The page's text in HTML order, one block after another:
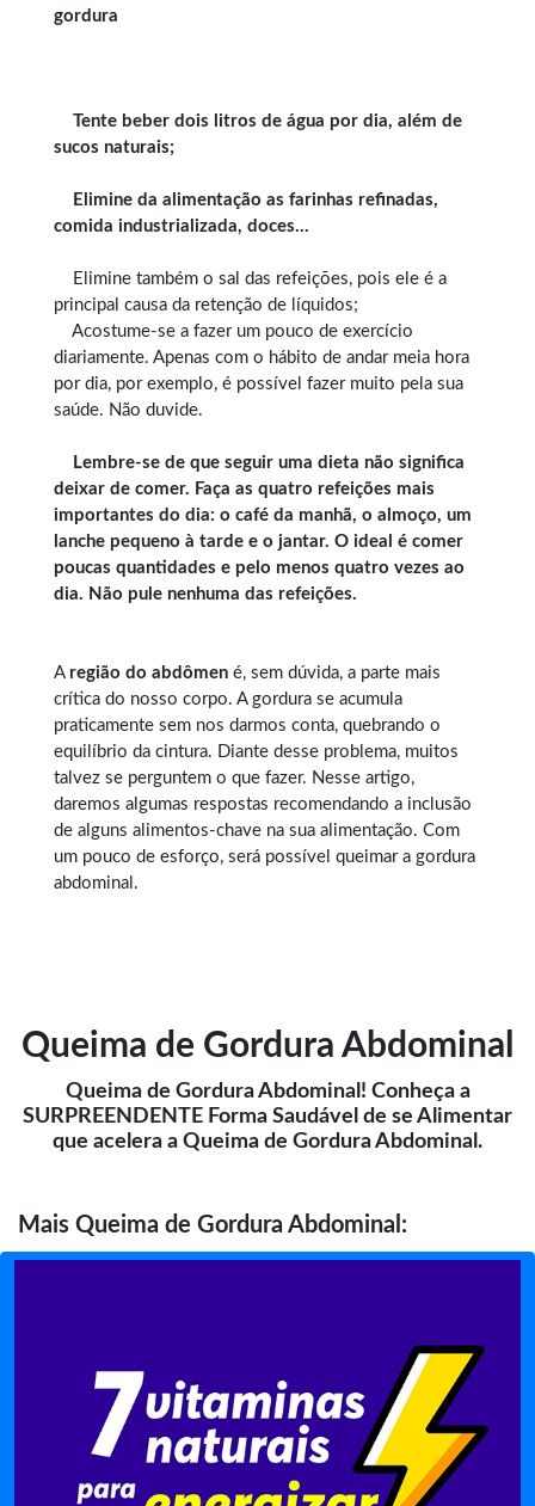
gordura
Tente beber dois litros de água por dia, além de
sucos naturais;
Elimine da alimentação as farinhas refinadas,
comida industrializada, doces…
Elimine também o sal das refeições, pois ele é a
principal causa da retenção de líquidos;
Acostume-se a fazer um pouco de exercício
diariamente. Apenas com o hábito de andar meia hora
por dia, por exemplo, é possível fazer muito pela sua
saúde. Não duvide.
Lembre-se de que seguir uma dieta não significa
deixar de comer. Faça as quatro refeições mais
importantes do dia: o café da manhã, o almoço, um
lanche pequeno à tarde e o jantar. O ideal é comer
poucas quantidades e pelo menos quatro vezes ao
dia. Não pule nenhuma das refeições.
A região do abdômen é, sem dúvida, a parte mais
crítica do nosso corpo. A gordura se acumula
praticamente sem nos darmos conta, quebrando o
equilíbrio da cintura. Diante desse problema, muitos
talvez se perguntem o que fazer. Nesse artigo,
daremos algumas respostas recomendando a inclusão
de alguns alimentos-chave na sua alimentação. Com
um pouco de esforço, será possível queimar a gordura
abdominal.
Queima de Gordura Abdominal
Queima de Gordura Abdominal! Conheça a
SURPREENDENTE Forma Saudável de se Alimentar
que acelera a Queima de Gordura Abdominal.
Mais Queima de Gordura Abdominal: